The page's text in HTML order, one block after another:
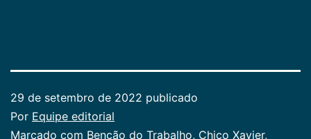
29 de setembro de 2022 publicado
Por Equipe editorial
Categorizado
Marcado com Benção do Trabalho, Chico Xavier,